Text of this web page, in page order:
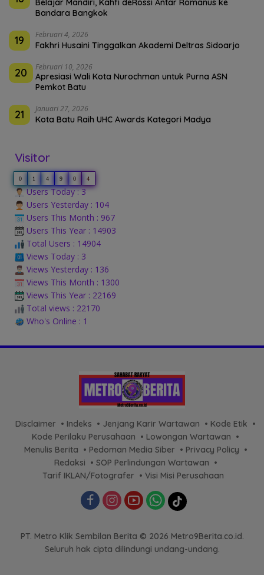
Belajar Mandiri, Kahfi deRossi Antar Romanus ke
Bandara Bangkok
19 Februari 4, 2026
Fakhri Husaini Tinggalkan Akademi Deltras Sidoarjo
20 Februari 10, 2026
Apresiasi Wali Kota Nurochman untuk Purna ASN
Pemkot Batu
21 Januari 27, 2026
Kota Batu Raih UHC Awards Kategori Madya
Visitor
0 1 4 9 0 4
Users Today : 3
Users Yesterday : 104
Users This Month : 967
Users This Year : 14903
Total Users : 14904
Views Today : 3
Views Yesterday : 136
Views This Month : 1300
Views This Year : 22169
Total views : 22170
Who's Online : 1
Disclaimer Indeks Jenjang Karir Wartawan
Kode Etik
Kode Perilaku Perusahaan
Lowongan Wartawan
Menulis Berita
Pedoman Media Siber
Privacy Policy
Redaksi
SOP Perlindungan Wartawan
Tarif IKLAN/Fotografer
Visi Misi Perusahaan
PT. Metro Klik Sembilan Berita © 2026 Metro9Berita.co.id.
Seluruh hak cipta dilindungi undang-undang.